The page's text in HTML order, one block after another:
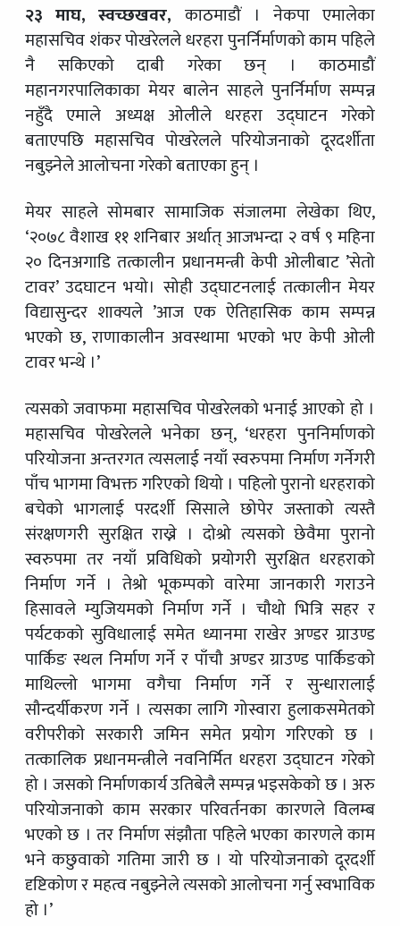
२३ माघ, स्वच्छखवर, काठमाडौं । नेकपा एमालेका
महासचिव शंकर पोखरेलले धरहरा पुनर्निर्माणको काम पहिले
नै सकिएको दाबी गरेका छन् । काठमाडौं
महानगरपालिकाका मेयर बालेन साहले पुनर्निर्माण सम्पन्न
नहुँदै एमाले अध्यक्ष ओलीले धरहरा उद्घाटन गरेको
बताएपछि महासचिव पोखरेलले परियोजनाको दूरदर्शीता
नबुझ्नेले आलोचना गरेको बताएका हुन् ।
मेयर साहले सोमबार सामाजिक संजालमा लेखेका थिए,
‘२०७८ वैशाख ११ शनिबार अर्थात् आजभन्दा २ वर्ष ९ महिना
२० दिनअगाडि तत्कालीन प्रधानमन्त्री केपी ओलीबाट ’सेतो
टावर’ उदघाटन भयो। सोही उद्घाटनलाई तत्कालीन मेयर
विद्यासुन्दर शाक्यले ’आज एक ऐतिहासिक काम सम्पन्न
भएको छ, राणाकालीन अवस्थामा भएको भए केपी ओली
टावर भन्थे ।’
त्यसको जवाफमा महासचिव पोखरेलको भनाई आएको हो ।
महासचिव पोखरेलले भनेका छन्, ‘धरहरा पुननिर्माणको
परियोजना अन्तरगत त्यसलाई नयाँ स्वरुपमा निर्माण गर्नेगरी
पाँच भागमा विभक्त गरिएको थियो । पहिलो पुरानो धरहराको
बचेको भागलाई परदर्शी सिसाले छोपेर जस्ताको त्यस्तै
संरक्षणगरी सुरक्षित राख्ने । दोश्रो त्यसको छेवैमा पुरानो
स्वरुपमा तर नयाँ प्रविधिको प्रयोगरी सुरक्षित धरहराको
निर्माण गर्ने । तेश्रो भूकम्पको वारेमा जानकारी गराउने
हिसावले म्युजियमको निर्माण गर्ने । चौथो भित्रि सहर र
पर्यटकको सुविधालाई समेत ध्यानमा राखेर अण्डर ग्राउण्ड
पार्किङ स्थल निर्माण गर्ने र पाँचौ अण्डर ग्राउण्ड पार्किङको
माथिल्लो भागमा वगैचा निर्माण गर्ने र सुन्धारालाई
सौन्दर्यीकरण गर्ने । त्यसका लागि गोस्वारा हुलाकसमेतको
वरीपरीको सरकारी जमिन समेत प्रयोग गरिएको छ ।
तत्कालिक प्रधानमन्त्रीले नवनिर्मित धरहरा उद्घाटन गरेको
हो । जसको निर्माणकार्य उतिबेलै सम्पन्न भइसकेको छ । अरु
परियोजनाको काम सरकार परिवर्तनका कारणले विलम्ब
भएको छ । तर निर्माण संझौता पहिले भएका कारणले काम
भने कछुवाको गतिमा जारी छ । यो परियोजनाको दूरदर्शी
दृष्टिकोण र महत्व नबुझ्नेले त्यसको आलोचना गर्नु स्वभाविक
हो ।’